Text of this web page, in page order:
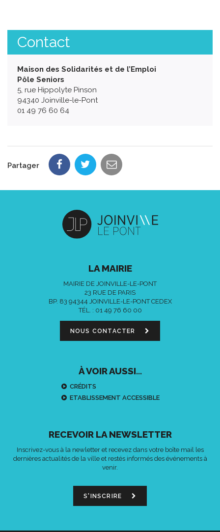
Contact
Maison des Solidarités et de l’Emploi
Pôle Seniors
5, rue Hippolyte Pinson
94340 Joinville-le-Pont
01 49 76 60 64
Partager
LA MAIRIE
MAIRIE DE JOINVILLE-LE-PONT
23 RUE DE PARIS
BP. 83 94344 JOINVILLE-LE-PONT CEDEX
TÉL. : 01 49 76 60 00
NOUS CONTACTER
À VOIR AUSSI...
CRÉDITS
ETABLISSEMENT ACCESSIBLE
RECEVOIR LA NEWSLETTER
Inscrivez-vous à la newletter et recevez dans votre boîte mail les
dernières actualités de la ville et restés informés des événements à
venir.
S'INSCRIRE